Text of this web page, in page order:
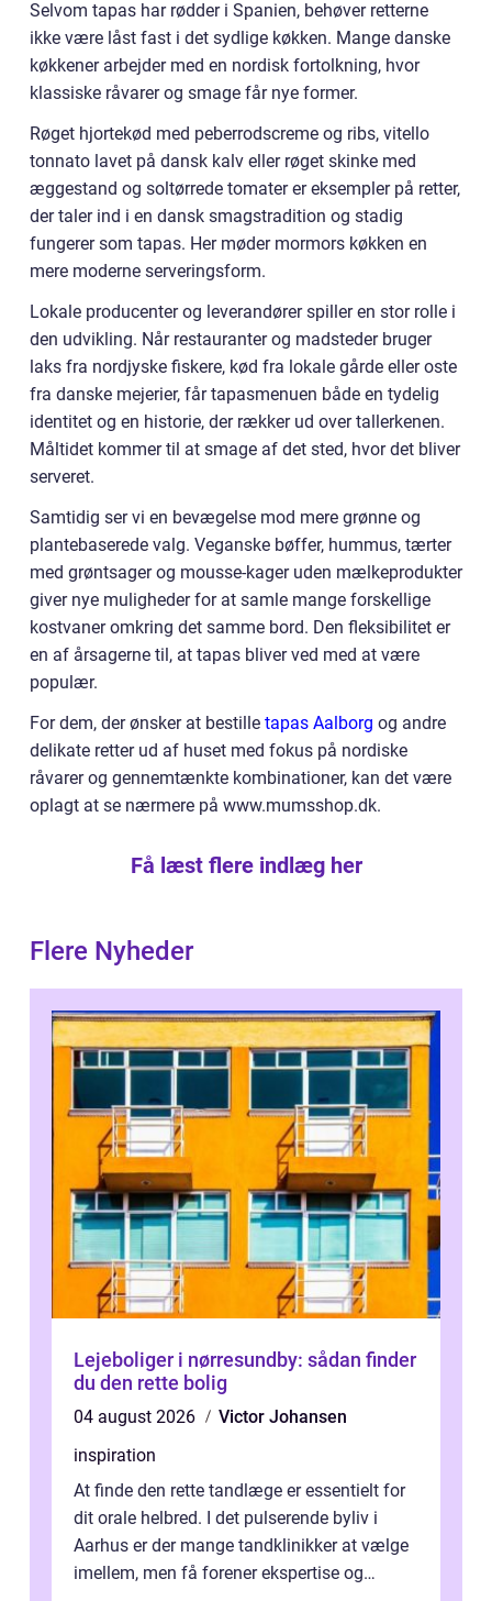
Selvom tapas har rødder i Spanien, behøver retterne
ikke være låst fast i det sydlige køkken. Mange danske
køkkener arbejder med en nordisk fortolkning, hvor
klassiske råvarer og smage får nye former.
Røget hjortekød med peberrodscreme og ribs, vitello
tonnato lavet på dansk kalv eller røget skinke med
æggestand og soltørrede tomater er eksempler på retter,
der taler ind i en dansk smagstradition og stadig
fungerer som tapas. Her møder mormors køkken en
mere moderne serveringsform.
Lokale producenter og leverandører spiller en stor rolle i
den udvikling. Når restauranter og madsteder bruger
laks fra nordjyske fiskere, kød fra lokale gårde eller oste
fra danske mejerier, får tapasmenuen både en tydelig
identitet og en historie, der rækker ud over tallerkenen.
Måltidet kommer til at smage af det sted, hvor det bliver
serveret.
Samtidig ser vi en bevægelse mod mere grønne og
plantebaserede valg. Veganske bøffer, hummus, tærter
med grøntsager og mousse-kager uden mælkeprodukter
giver nye muligheder for at samle mange forskellige
kostvaner omkring det samme bord. Den fleksibilitet er
en af årsagerne til, at tapas bliver ved med at være
populær.
For dem, der ønsker at bestille tapas Aalborg og andre
delikate retter ud af huset med fokus på nordiske
råvarer og gennemtænkte kombinationer, kan det være
oplagt at se nærmere på www.mumsshop.dk.
Få læst flere indlæg her
Flere Nyheder
Lejeboliger i nørresundby: sådan finder
du den rette bolig
04 august 2026
Victor Johansen
inspiration
At finde den rette tandlæge er essentielt for
dit orale helbred. I det pulserende byliv i
Aarhus er der mange tandklinikker at vælge
imellem, men få forener ekspertise og